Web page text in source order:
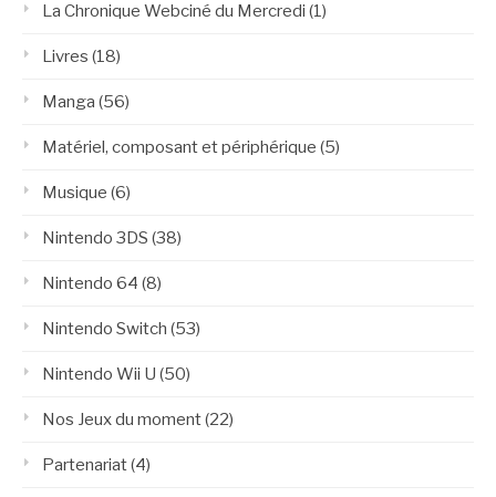
La Chronique Webciné du Mercredi (1)
Livres (18)
Manga (56)
Matériel, composant et périphérique (5)
Musique (6)
Nintendo 3DS (38)
Nintendo 64 (8)
Nintendo Switch (53)
Nintendo Wii U (50)
Nos Jeux du moment(22)
Partenariat(4)